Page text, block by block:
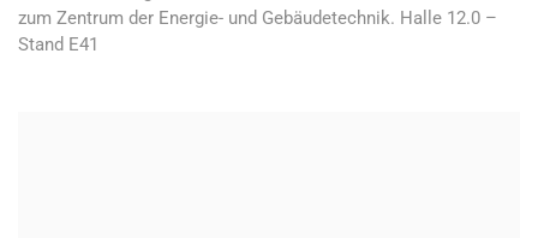
zum Zentrum der Energie- und Gebäudetechnik. Halle 12.0 –
Stand E41